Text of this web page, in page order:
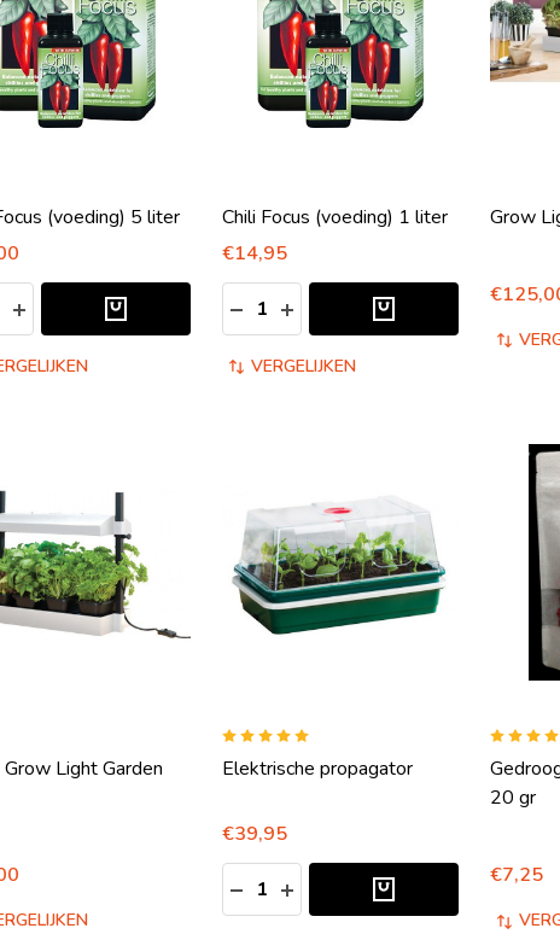
(voeding) 5 liter
VERLAGEN VAN UNDEFINED
HOEVEELHEID VERHOGEN VAN UNDEFINED
Chili Focus (voeding) 1 liter
€14,95
Aantal:
HOEVEELHEID VERLAGEN VAN
HOEVEELHEID VERHOGEN
VERGELIJKEN
Grow
Grow Light Garden
Elektrische propagator
€39,95
Aantal:
HOEVEELHEID VERLAGEN VAN
HOEVEELHEID VERHOGEN
20 gr
€7,25